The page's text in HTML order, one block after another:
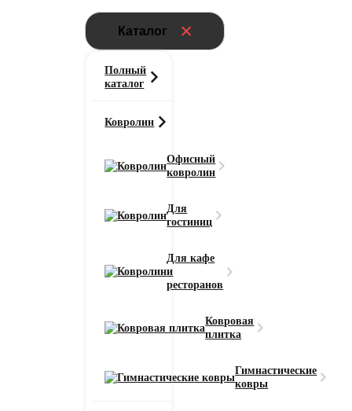
Каталог
Полный
каталог
Ковролин
Офисный
ковролин
Для
гостиниц
Для кафе
и
ресторанов
Ковровая
плитка
Гимнастические
ковры